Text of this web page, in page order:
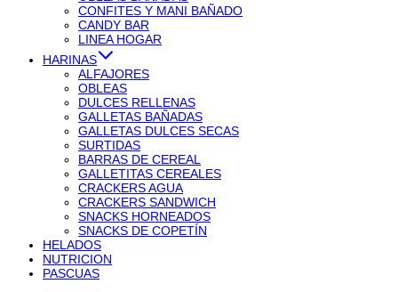
CONFITES Y MANI BAÑADO
CANDY BAR
LINEA HOGAR
HARINAS
ALFAJORES
OBLEAS
DULCES RELLENAS
GALLETAS BAÑADAS
GALLETAS DULCES SECAS
SURTIDAS
BARRAS DE CEREAL
GALLETITAS CEREALES
CRACKERS AGUA
CRACKERS SANDWICH
SNACKS HORNEADOS
SNACKS DE COPETÍN
HELADOS
NUTRICION
PASCUAS